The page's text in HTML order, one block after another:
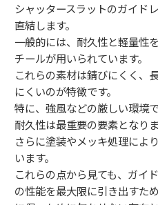
シャッタースラットのガイド
直結します。
一般的には、耐久性と軽量性
チールが用いられています。
これらの素材は錆びにくく、
にくいのが特徴です。
特に、強風などの厳しい環境
耐久性は最重要の要素となりま
さらに塗装やメッキ処理によ
います。
これらの点から見ても、ガイ
の性能を最大限に引き出すた